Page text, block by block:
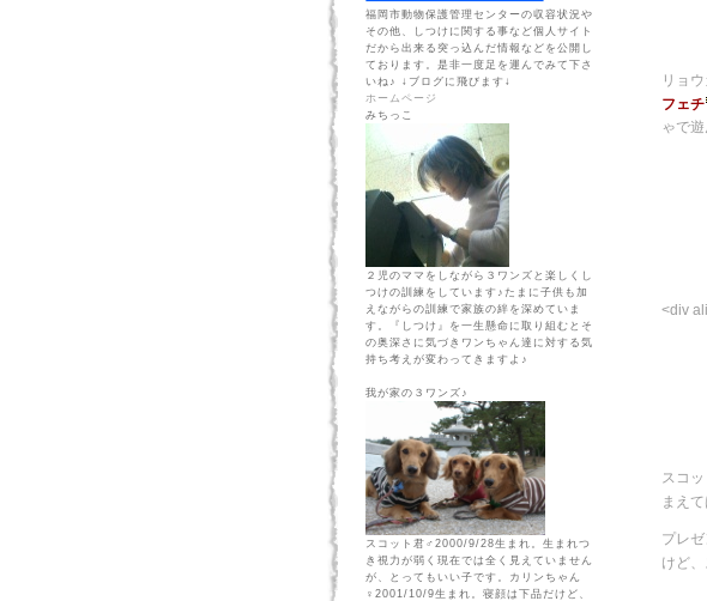
福岡市動物保護管理センターの収容状況や
その他、しつけに関する事など個人サイト
だから出来る突っ込んだ情報などを公開し
ております。是非一度足を運んでみて下さ
いね♪ ↓ブログに飛びます↓
ホームページ
みちっこ
２児のママをしながら３ワンズと楽しくし
つけの訓練をしています♪たまに子供も加
えながらの訓練で家族の絆を深めていま
す。『しつけ』を一生懸命に取り組むとそ
の奥深さに気づきワンちゃん達に対する気
持ち考えが変わってきますよ♪
我が家の３ワンズ♪
スコット君♂2000/9/28生まれ。生まれつ
き視力が弱く現在では全く見えていません
が、とってもいい子です。カリンちゃん
♀2001/10/9生まれ。寝顔は下品だけど、
リョ
フェチ
ゃで
<div
スコ
まえ
プレ
けど